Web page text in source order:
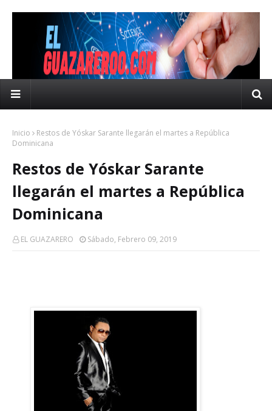
Inicio
Restos de Yóskar Sarante llegarán el martes a República
Dominicana
Restos de Yóskar Sarante
llegarán el martes a República
Dominicana
EL GUAZARERO Sábado, Febrero 09, 2019